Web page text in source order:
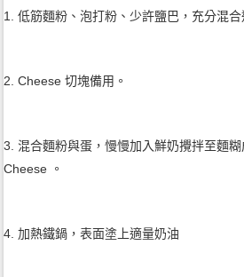
1. 低筋麵粉、泡打粉、少許鹽巴，充分混合
2. Cheese 切塊備用。
3. 混合麵粉與蛋，慢慢加入鮮奶攪拌至麵
Cheese 。
4. 加熱鐵鍋，表面塗上適量奶油